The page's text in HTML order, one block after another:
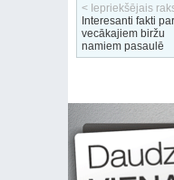
< Iepriekšējais
Interesanti fakti par
vecākajiem biržu
namiem pasaulē